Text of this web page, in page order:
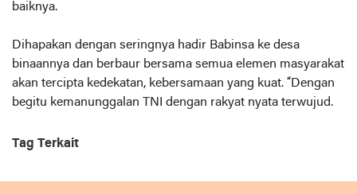
baiknya.
Dihapakan dengan seringnya hadir Babinsa ke desa
binaannya dan berbaur bersama semua elemen masyarakat
akan tercipta kedekatan, kebersamaan yang kuat. “Dengan
begitu kemanunggalan TNI dengan rakyat nyata terwujud.
Tag Terkait